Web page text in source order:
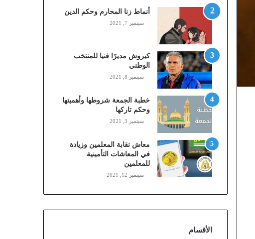
,
م
ا
ي
ل
ي
،
ز
ي
ن
)
ع
ب
ر
ا
ن
ذ
أنماط زنا المحارم وحكم الدين
سبتمبر 7, 2021
كيروش مديرًا فنيا للمنتخب
الوطني
سبتمبر 8, 2021
خطبة الجمعة شروطها وأهميتها
وحكم تاركها
سبتمبر 3, 2021
معاش نقابة المعلمين وزيادة
في المعاشات التأمينية
للمعلمين
سبتمبر 12, 2021
الأقسام